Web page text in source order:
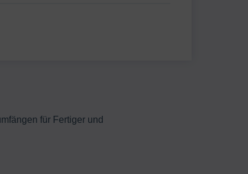
für Fertiger und